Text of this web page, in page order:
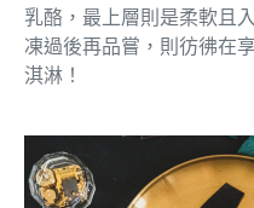
乳酪，最上層則是柔軟且
凍過後再品嘗，則彷彿在
淇淋！